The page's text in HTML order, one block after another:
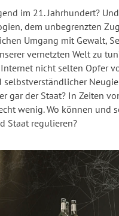
im 21. Jahrhundert?
dem unbegrenzten
Umgang mit Gewalt,
vernetzten Welt zu
nicht selten Opfer
selbstverständlicher
gar der Staat? In Zeiten
wenig. Wo können und
Staat regulieren?